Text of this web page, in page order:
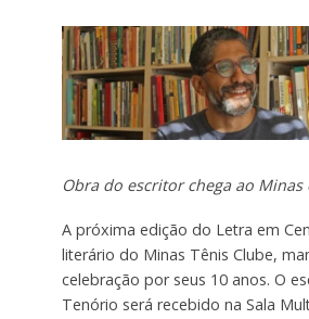
Obra do escritor chega ao Minas
A próxima edição do Letra em
literário do Minas Tênis Clube,
celebração por seus 10 anos. O
Tenório será recebido na Sala